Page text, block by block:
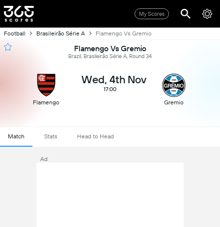
My Scores
Football Brasileirão Série A Flamengo Vs Gremio
Flamengo Vs Gremio
Brazil, Brasileirão Série A, Round 34
Flamengo
Wed, 4th Nov
17:00
Gremio
Match Stats Head to Head
Ad